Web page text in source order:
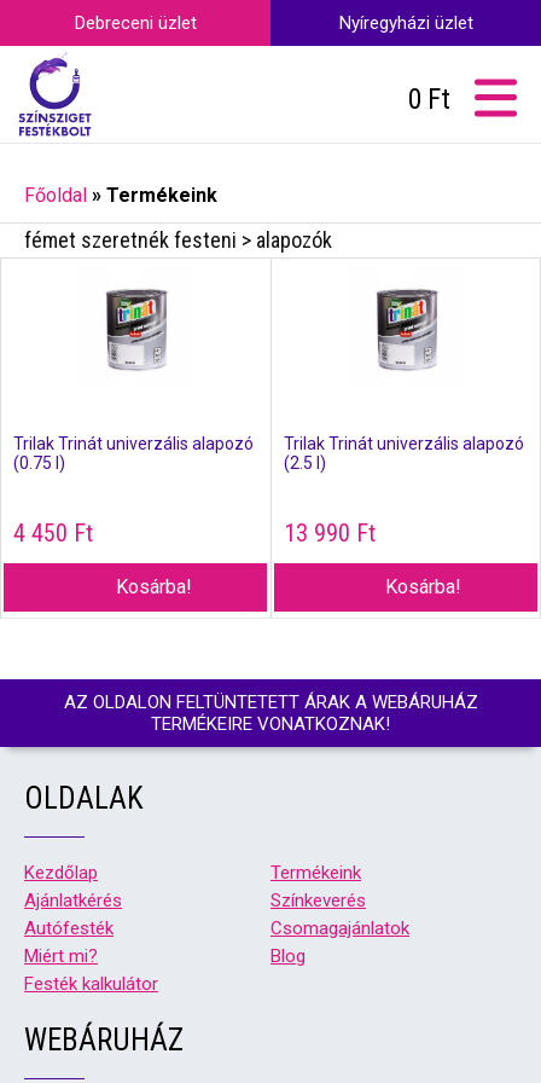
Debreceni üzlet Nyíregyházi üzlet
0 Ft
Főoldal » Termékeink
fémet szeretnék festeni > alapozók
Trilak Trinát univerzális alapozó
(0.75 l)
4 450 Ft
Kosárba!
Trilak Trinát univerzális alapozó
(2.5 l)
13 990 Ft
Kosárba!
AZ OLDALON FELTÜNTETETT ÁRAK A WEBÁRUHÁZ
TERMÉKEIRE VONATKOZNAK!
OLDALAK
Kezdőlap
Termékeink
Ajánlatkérés
Színkeverés
Autófesték
Csomagajánlatok
Miért mi?
Blog
Festék kalkulátor
WEBÁRUHÁZ